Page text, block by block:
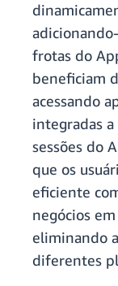
frotas do
beneficiam
acessando
integradas a
sessões do
que os
eficiente
negócios
eliminando
diferentes